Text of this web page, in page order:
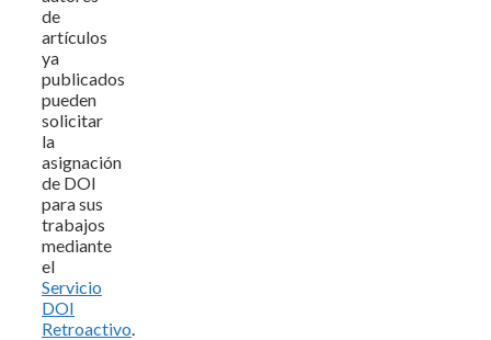
de
artículos
ya
publicados
pueden
solicitar
la
asignación
de DOI
para sus
trabajos
mediante
el
Servicio
DOI
Retroactivo.